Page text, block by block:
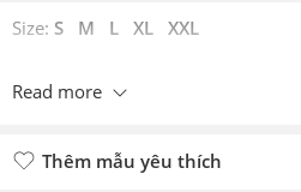
Size: S M L XL XXL
Read more
Thêm mẫu yêu thích